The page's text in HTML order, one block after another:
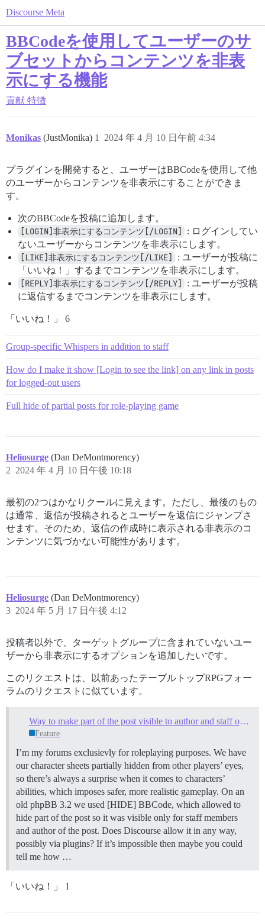
Discourse Meta
BBCodeを使用してユーザーのサ
ブセットからコンテンツを非表
示にする機能
貢献 特徴
Monikas (JustMonika) 2024 年 4 月 10 日午前 4:34
1
プラグインを開発すると、ユーザーはBBCodeを使用して他
のユーザーからコンテンツを非表示にすることができま
す。
次のBBCodeを投稿に追加します。
[LOGIN]非表示にするコンテンツ[/LOGIN]
: ログインしてい
ないユーザーからコンテンツを非表示にします。
[LIKE]非表示にするコンテンツ[/LIKE]
: ユーザーが投稿に
「いいね！」するまでコンテンツを非表示にします。
[REPLY]非表示にするコンテンツ[/REPLY]
: ユーザーが投稿
に返信するまでコンテンツを非表示にします。
「いいね！」 6
Group-specific Whispers in addition to staff
How do I make it show [Login to see the link] on any link in posts
for logged-out users
Full hide of partial posts for role-playing game
Heliosurge (Dan DeMontmorency)
2024 年 4 月 10 日午後 10:18
2
最初の2つはかなりクールに見えます。ただし、最後のもの
は通常、返信が投稿されるとユーザーを返信にジャンプさ
せます。そのため、返信の作成時に表示される非表示のコ
ンテンツに気づかない可能性があります。
Heliosurge (Dan DeMontmorency)
2024 年 5 月 17 日午後 4:12
3
投稿者以外で、ターゲットグループに含まれていないユー
ザーから非表示にするオプションを追加したいです。
このリクエストは、以前あったテーブルトップRPGフォー
ラムのリクエストに似ています。
Way to make part of the post visible to author and staff only?
Feature
I’m my forums exclusievly for roleplaying purposes. We have
our character sheets partially hidden from other players’ eyes,
so there’s always a surprise when it comes to characters’
abilities, which imposes safer, more realistic gameplay. On an
old phpBB 3.2 we used [HIDE] BBCode, which allowed to
hide part of the post so it was visible only for staff members
and author of the post. Does Discourse allow it in any way,
possibly via plugins? If it’s impossible then maybe you could
tell me how …
「いいね！」 1